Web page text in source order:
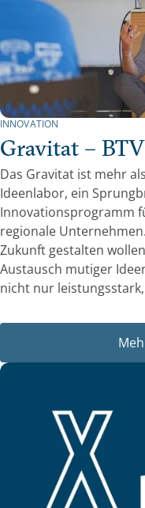
INNOVATION
Gravitat –
Das Gravitat ist mehr
Ideenlabor, ein
Innovationsprogramm
regionale Unternehmen.
Zukunft gestalten
Austausch mutiger
nicht nur